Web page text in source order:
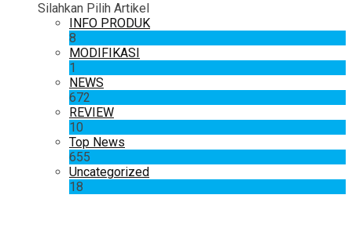
Silahkan Pilih Artikel
INFO PRODUK
8
MODIFIKASI
1
NEWS
672
REVIEW
10
Top News
655
Uncategorized
18